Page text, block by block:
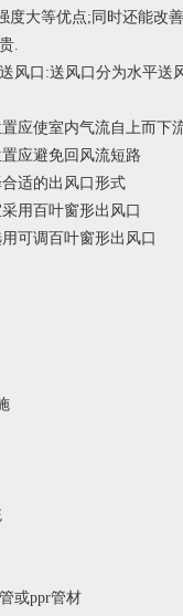
度大等优点;同时还能改
.
风口:送风口分为水平送
应使室内气流自上而下
应避免回风流短路
适的出风口形式
用百叶窗形出风口
可调百叶窗形出风口
或ppr管材